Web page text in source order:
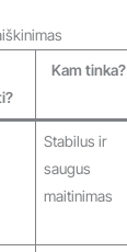
Kam tinka?
Stabilus ir
saugus
maitinimas